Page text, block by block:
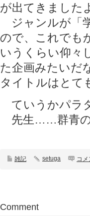
が出てきました
ジャンルが「
ので、これでも
いうくらい仰々
た企画みたいだ
タイトルはとて
ていうかパラ
先生……群青
雑記 setuga コメ
Comment